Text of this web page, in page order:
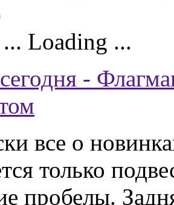
Loading ...
-
все о
только
пробелы.